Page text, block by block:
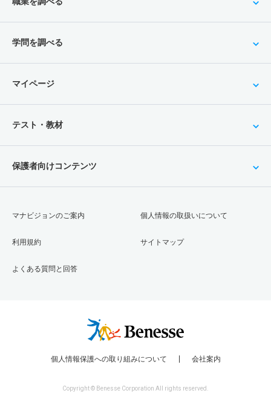
学問を調べる
マイページ
テスト・教材
保護者向けコンテンツ
マナビジョンのご案内
利用規約
よくある質問と回答
個人情報の取扱いについて
サイトマップ
個人情報保護への取り組みについて 会社案内
Copyright © Benesse Corporation All rights reserved.